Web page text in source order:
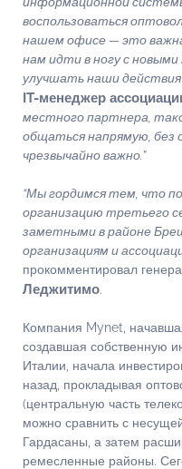
воспользоваться
нашем офисе — это
нам идти в ногу с
улучшать наши
IT-менеджер
местного партнера,
общаться напрямую, без
чрезвычайно важно.”
“Мы гордимся тем, что
организацию третьего
заметными в районе
организациям и
прокомментировал
Леджитимо.
Компания Mynet,
создавшая собственную
Италии, начала
назад, прокладывая
(центральную часть
можно сравнить с
Гардасаны, а затем
ремесленные районы.